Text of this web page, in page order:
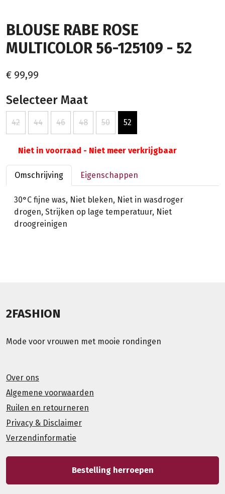
BLOUSE RABE ROSE
MULTICOLOR 56-125109 - 52
€ 99,99
Selecteer Maat
42 44 46 48 50 52
Niet in voorraad - Niet meer verkrijgbaar
Omschrijving Eigenschappen
30°C fijne was, Niet bleken, Niet in wasdroger
drogen, Strijken op lage temperatuur, Niet
droogreinigen
2FASHION
Mode voor vrouwen met mooie rondingen
Over ons
Algemene voorwaarden
Ruilen en retourneren
Privacy & Disclaimer
Verzendinformatie
Bestelling herroepen